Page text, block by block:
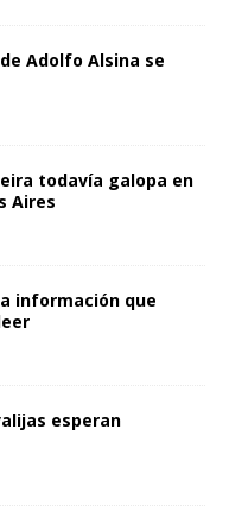
Adolfo Alsina se
todavía galopa en
Aires
información que
esperan